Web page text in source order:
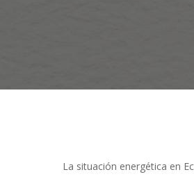
La situación energética en